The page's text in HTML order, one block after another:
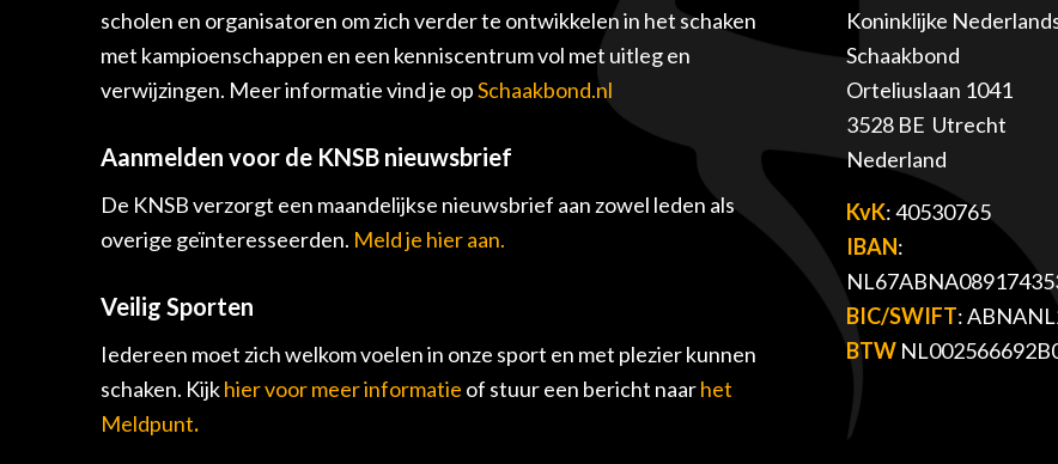
scholen en organisatoren om zich verder te ontwikkelen in het schaken
met kampioenschappen en een kenniscentrum vol met uitleg en
verwijzingen. Meer informatie vind je opSchaakbond.nl
Aanmelden voor de KNSB nieuwsbrief
De KNSB verzorgt een maandelijkse nieuwsbrief aan zowel leden als
overige geïnteresseerden. Meld je hier aan.
Veilig Sporten
Iedereen moet zich welkom voelen in onze sport en met plezier kunnen
schaken. Kijkhier voor meer informatie of stuur een bericht naarhet
Meldpunt.
Koninklijke
Schaakbond
Orteliuslaan 1041
3528 BE Utrecht
Nederland
KvK: 40530765
IBAN:
BIC/SWIFT:
BTW